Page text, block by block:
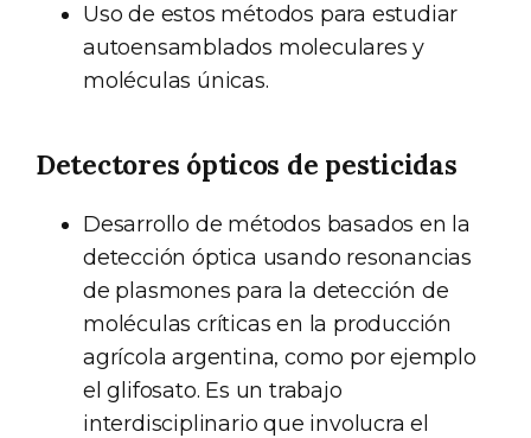
Uso de estos métodos para estudiar
autoensamblados moleculares y
moléculas únicas.
Detectores ópticos de pesticidas
Desarrollo de métodos basados en la
detección óptica usando resonancias
de plasmones para la detección de
moléculas críticas en la producción
agrícola argentina, como por ejemplo
el glifosato. Es un trabajo
interdisciplinario que involucra el